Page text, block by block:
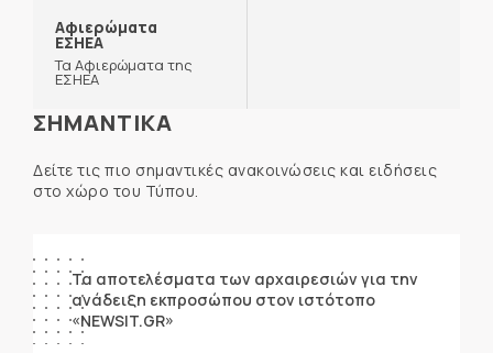
Αφιερώματα
ΕΣΗΕΑ
Τα Αφιερώματα της
ΕΣΗΕΑ
ΣΗΜΑΝΤΙΚΑ
Δείτε τις πιο σημαντικές ανακοινώσεις και ειδήσεις
στο χώρο του Τύπου.
Τα αποτελέσματα των αρχαιρεσιών για την
ανάδειξη εκπροσώπου στον ιστότοπο
«NEWSIT.GR»